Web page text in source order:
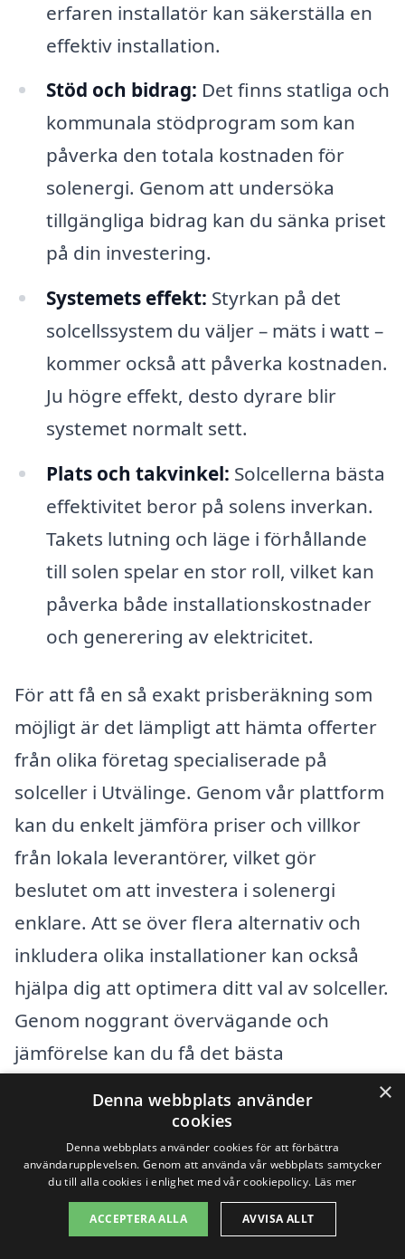
erfaren installatör kan säkerställa en
effektiv installation.
Stöd och bidrag: Det finns statliga och
kommunala stödprogram som kan
påverka den totala kostnaden för
solenergi. Genom att undersöka
tillgängliga bidrag kan du sänka priset
på din investering.
Systemets effekt: Styrkan på det
solcellssystem du väljer – mäts i watt –
kommer också att påverka kostnaden.
Ju högre effekt, desto dyrare blir
systemet normalt sett.
Plats och takvinkel: Solcellerna bästa
effektivitet beror på solens inverkan.
Takets lutning och läge i förhållande
till solen spelar en stor roll, vilket kan
påverka både installationskostnader
och generering av elektricitet.
För att få en så exakt prisberäkning som
möjligt är det lämpligt att hämta offerter
från olika företag specialiserade på
solceller i Utvälinge. Genom vår plattform
kan du enkelt jämföra priser och villkor
från lokala leverantörer, vilket gör
beslutet om att investera i solenergi
enklare. Att se över flera alternativ och
inkludera olika installationer kan också
hjälpa dig att optimera ditt val av solceller.
Genom noggrant övervägande och
jämförelse kan du få det bästa
erbjudandet och njuta av fördelarna med
solenergi i ditt hem.
Få 3 erbjudanden, gratis och utan
förpliktelser
×
Denna webbplats använder
cookies
Denna webbplats använder cookies för att förbättra
användarupplevelsen. Genom att använda vår webbplats samtycker
du till alla cookies i enlighet med vår cookiepolicy. Läs mer
ACCEPTERA ALLA AVVISA ALLT